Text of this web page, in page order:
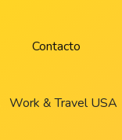
Contacto
Work & Travel USA